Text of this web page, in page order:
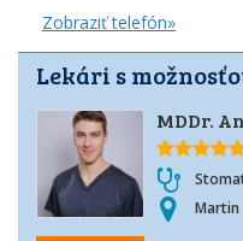
Zobraziť telefón»
Lekári s
MDDr.
Martin